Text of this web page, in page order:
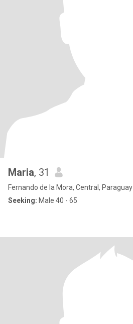
Maria, 31
Fernando de la Mora, Central, Paraguay
Seeking: Male 40 - 65